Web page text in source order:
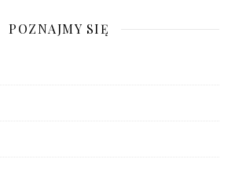
POZNAJMY SIĘ